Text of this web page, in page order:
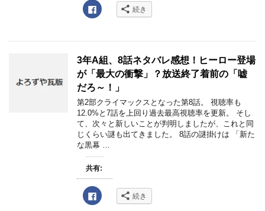
F
a
o
k
で
共
有
す
に
は
ク
リ
ッ
ク
し
て
く
さ
い
新
し
い
続き
3年A組、8話ネタバレ感想！ヒーロー登場
が「最大の衝撃」？放送終了着前の「嘘
だろ～！」
第2部クライマックスとなった第8話。 視聴率も
12.0%と7話を上回り過去最高視聴率を更新。 そし
て、次々と新しいことが判明しましたが、これと同
じくらい謎も出てきました。 8話の謎掛けは 「新た
な黒幕 …
共有:
F
a
続き